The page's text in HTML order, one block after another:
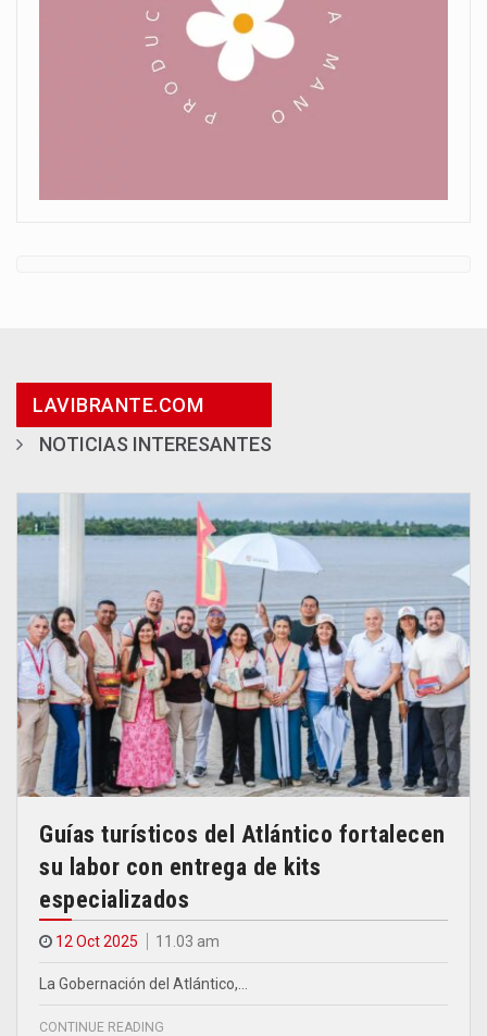
LAVIBRANTE.COM
NOTICIAS INTERESANTES
Guías turísticos del Atlántico fortalecen
su labor con entrega de kits
especializados
12 Oct 2025 11.03 am
La Gobernación del Atlántico,…
CONTINUE READING